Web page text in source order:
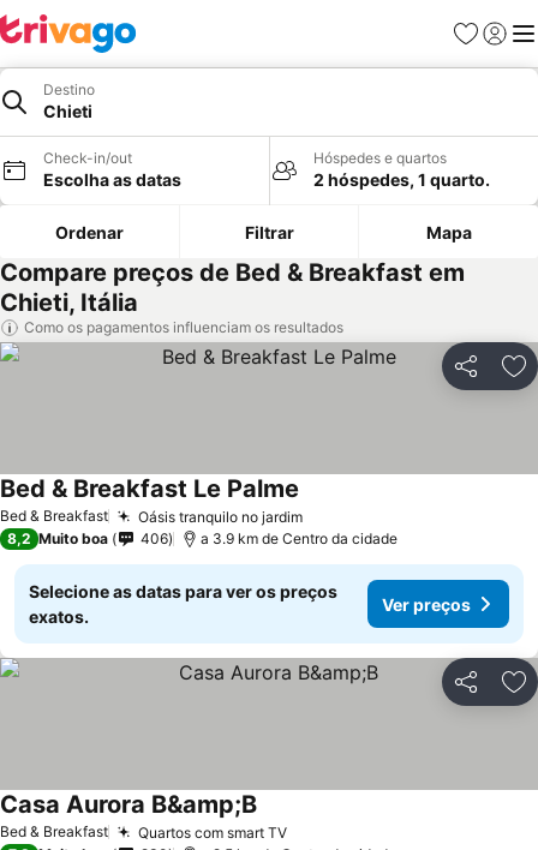
Favoritos
Iniciar
Destino
Chieti
Check-in/out
Escolha as datas
Hóspedes e quartos
2 hóspedes, 1 quarto.
Ordenar Filtrar Mapa
Compare preços de Bed & Breakfast em
Chieti, Itália
Como os pagamentos influenciam os resultados
Partilhar
Bed & Breakfast Oásis tranquilo no jardim
Bed & Breakfast Le Palme
8,2 Muito boa 406 a 3.9 km de Centro da cidade
Selecione as datas para ver os preços
exatos.
Ver preços
Partilhar
Bed & Breakfast Quartos com smart TV
Casa Aurora B&amp;B